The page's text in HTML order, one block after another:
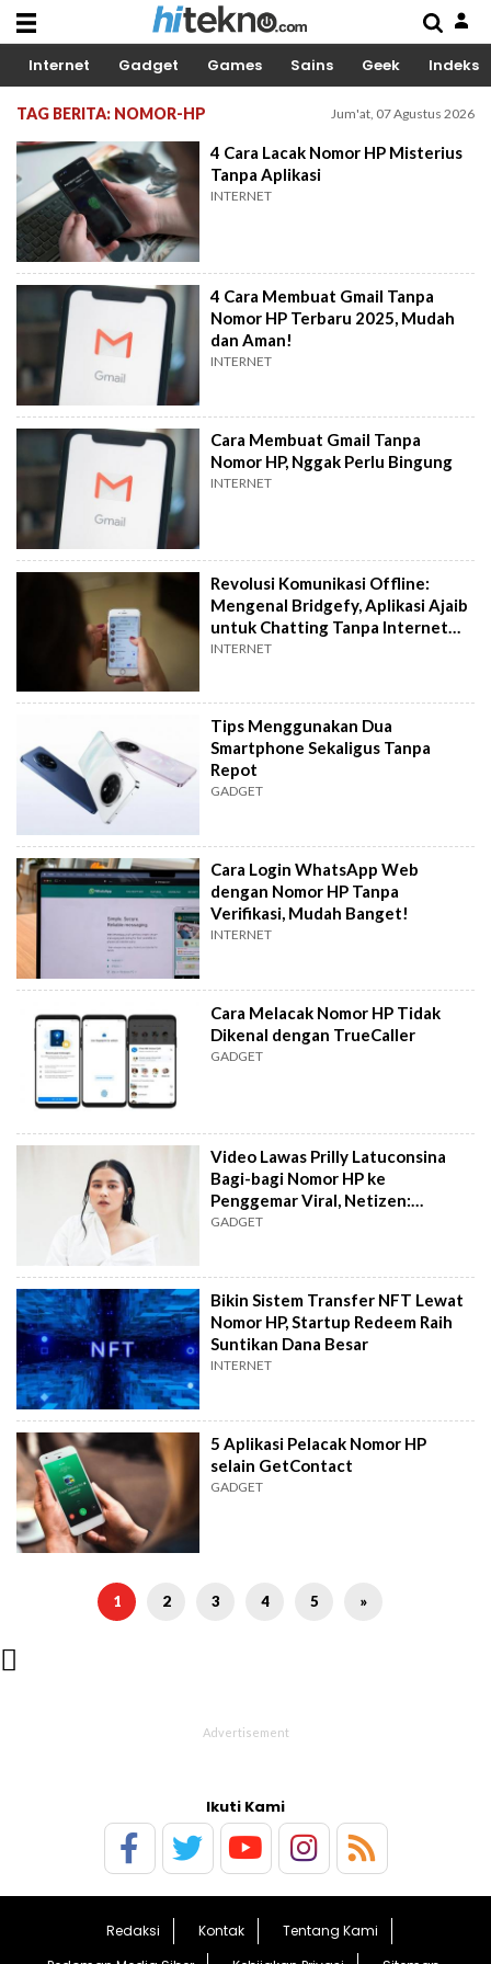
Internet Gadget Games Sains Geek Indeks
TAG BERITA: NOMOR-HP Jum'at, 07 Agustus 2026
4 Cara Lacak Nomor HP Misterius
Tanpa Aplikasi
INTERNET
4 Cara Membuat Gmail Tanpa
Nomor HP Terbaru 2025, Mudah
dan Aman!
INTERNET
Cara Membuat Gmail Tanpa
Nomor HP, Nggak Perlu Bingung
INTERNET
Revolusi Komunikasi Offline:
Mengenal Bridgefy, Aplikasi Ajaib
untuk Chatting Tanpa Internet
dan Nomor HP
INTERNET
Tips Menggunakan Dua
Smartphone Sekaligus Tanpa
Repot
GADGET
Cara Login WhatsApp Web
dengan Nomor HP Tanpa
Verifikasi, Mudah Banget!
INTERNET
Cara Melacak Nomor HP Tidak
Dikenal dengan TrueCaller
GADGET
Video Lawas Prilly Latuconsina
Bagi-bagi Nomor HP ke
Penggemar Viral, Netizen:
Sepolos Itu
GADGET
Bikin Sistem Transfer NFT Lewat
Nomor HP, Startup Redeem Raih
Suntikan Dana Besar
INTERNET
5 Aplikasi Pelacak Nomor HP
selain GetContact
GADGET
1 2 3 4 5 »

Ikuti Kami
Redaksi Kontak
Tentang Kami